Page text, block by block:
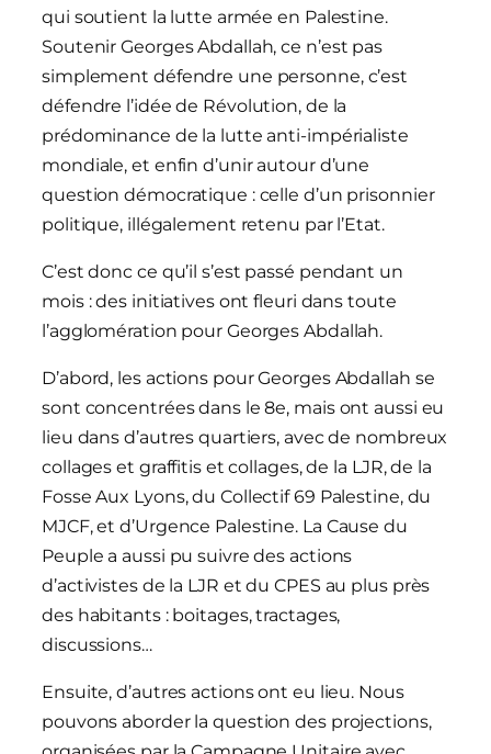
qui soutient la lutte armée en Palestine.
Soutenir Georges Abdallah, ce n’est pas
simplement défendre une personne, c’est
défendre l’idée de Révolution, de la
prédominance de la lutte anti-impérialiste
mondiale, et enfin d’unir autour d’une
question démocratique : celle d’un prisonnier
politique, illégalement retenu par l’Etat.
C’est donc ce qu’il s’est passé pendant un
mois : des initiatives ont fleuri dans toute
l’agglomération pour Georges Abdallah.
D’abord, les actions pour Georges Abdallah se
sont concentrées dans le 8e, mais ont aussi eu
lieu dans d’autres quartiers, avec de nombreux
collages et graffitis et collages, de la LJR, de la
Fosse Aux Lyons, du Collectif 69 Palestine, du
MJCF, et d’Urgence Palestine. La Cause du
Peuple a aussi pu suivre des actions
d’activistes de la LJR et du CPES au plus près
des habitants : boitages, tractages,
discussions…
Ensuite, d’autres actions ont eu lieu. Nous
pouvons aborder la question des projections,